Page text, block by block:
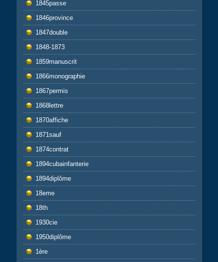
1845passe
1846province
1847double
1848-1873
1859manuscrit
1866monographie
1867permis
1868lettre
1870affiche
1871sauf
1874contrat
1894cubainfanterie
1894diplôme
18eme
18th
1930cie
1950diplôme
1ère